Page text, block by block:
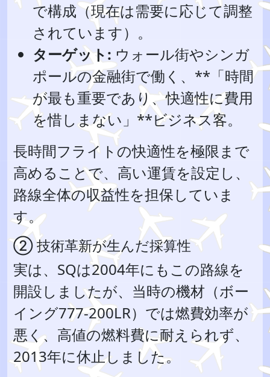
で構成（現在は需要に応じて調整
されています）。
ターゲット: ウォール街やシンガ
ポールの金融街で働く、**「時間
が最も重要であり、快適性に費用
を惜しまない」**ビジネス客。
長時間フライトの快適性を極限まで
高めることで、高い運賃を設定し、
路線全体の収益性を担保していま
す。
② 技術革新が生んだ採算性
実は、SQは2004年にもこの路線を
開設しましたが、当時の機材（ボー
イング777-200LR）では燃費効率が
悪く、高値の燃料費に耐えられず、
2013年に休止しました。